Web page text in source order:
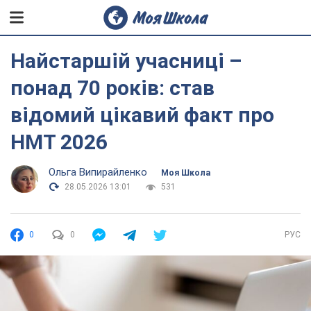
Найстаршій учасниці –
понад 70 років: став
відомий цікавий факт про
НМТ 2026
Ольга Випирайленко
Моя Школа
28.05.2026 13:01
531
0 0 РУС